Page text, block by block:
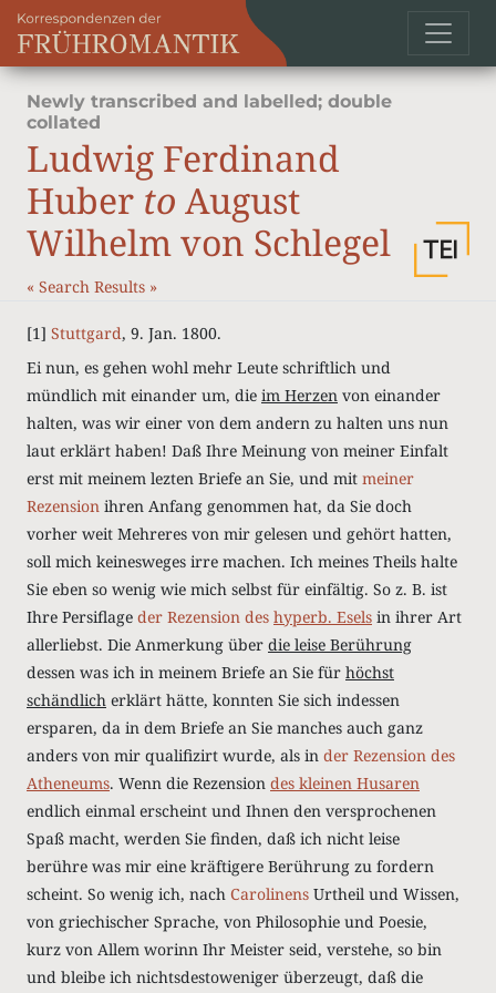
Newly transcribed and labelled; double
collated
Ludwig Ferdinand
Huber to August
Wilhelm von Schlegel
« Search Results »
[1] Stuttgard, 9. Jan. 1800.
Ei nun, es gehen wohl mehr Leute schriftlich und
mündlich mit einander um, die im Herzen von einander
halten, was wir einer von dem andern zu halten uns nun
laut erklärt haben! Daß Ihre Meinung von meiner Einfalt
erst mit meinem lezten Briefe an Sie, und mit meiner
Rezension ihren Anfang genommen hat, da Sie doch
vorher weit Mehreres von mir gelesen und gehört hatten,
soll mich keinesweges irre machen. Ich meines Theils halte
Sie eben so wenig wie mich selbst für einfältig. So z. B. ist
Ihre Persiflage der Rezension des hyperb. Esels in ihrer Art
allerliebst. Die Anmerkung über die leise Berührung
dessen was ich in meinem Briefe an Sie für höchst
schändlich erklärt hätte, konnten Sie sich indessen
ersparen, da in dem Briefe an Sie manches auch ganz
anders von mir qualifizirt wurde, als in der Rezension des
Atheneums. Wenn die Rezension des kleinen Husaren
endlich einmal erscheint und Ihnen den versprochenen
Spaß macht, werden Sie finden, daß ich nicht leise
berühre was mir eine kräftigere Berührung zu fordern
scheint. So wenig ich, nach Carolinens Urtheil und Wissen,
von griechischer Sprache, von Philosophie und Poesie,
kurz von Allem worinn Ihr Meister seid, verstehe, so bin
und bleibe ich nichtsdestoweniger überzeugt, daß die